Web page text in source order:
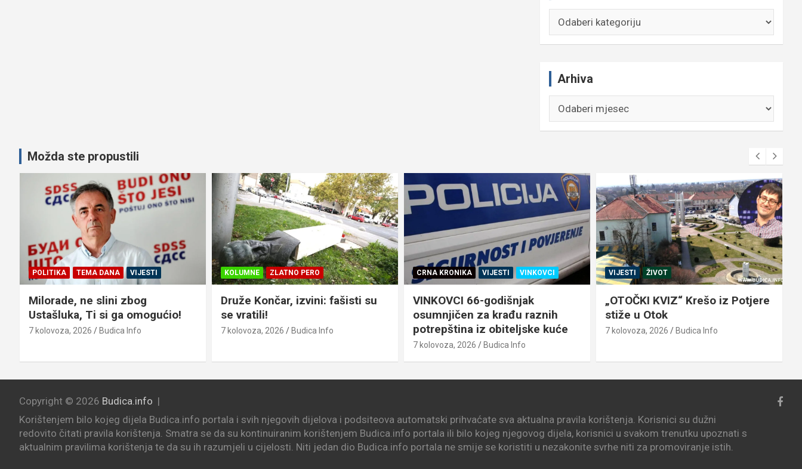
Arhiva
Možda ste propustili
POLITIKA TEMA DANA VIJESTI
Milorade, ne slini zbog
Ustašluka, Ti si ga omogućio!
7 kolovoza, 2026 Budica Info
KOLUMNE ZLATNO PERO
Druže Končar, izvini: fašisti su
se vratili!
7 kolovoza, 2026 Budica Info
CRNA KRONIKA VIJESTI VINKOVCI
VINKOVCI 66-godišnjak
osumnjičen za krađu raznih
potrepština iz obiteljske kuće
7 kolovoza, 2026 Budica Info
VIJESTI ŽIVOT
„OTOČKI KVIZ“ Krešo iz Potjere
stiže u Otok
7 kolovoza, 2026 Budica Info
Copyright © 2026 Budica.info
Korištenjem bilo kojeg dijela Budica.info portala i svih njegovih dijelova i podsiteova automatski prihvaćate sva aktualna pravila korištenja. Korisnici su dužni
redovito čitati pravila korištenja. Smatra se da su kontinuiranim korištenjem Budica.info portala ili bilo kojeg njegovog dijela, korisnici u svakom trenutku upoznati s
aktualnim pravilima korištenja te da su ih razumjeli u cijelosti. Niti jedan dio Budica.info portala ne smije se koristiti u nezakonite svrhe niti za promoviranje istih.